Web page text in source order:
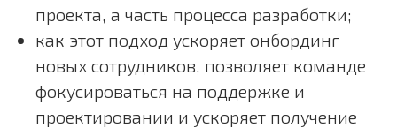
проекта, а часть процесса разработки;
как этот подход ускоряет онбординг
новых сотрудников, позволяет команде
фокусироваться на поддержке и
проектировании и ускоряет получение